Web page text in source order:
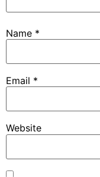
Name *
Email *
Website